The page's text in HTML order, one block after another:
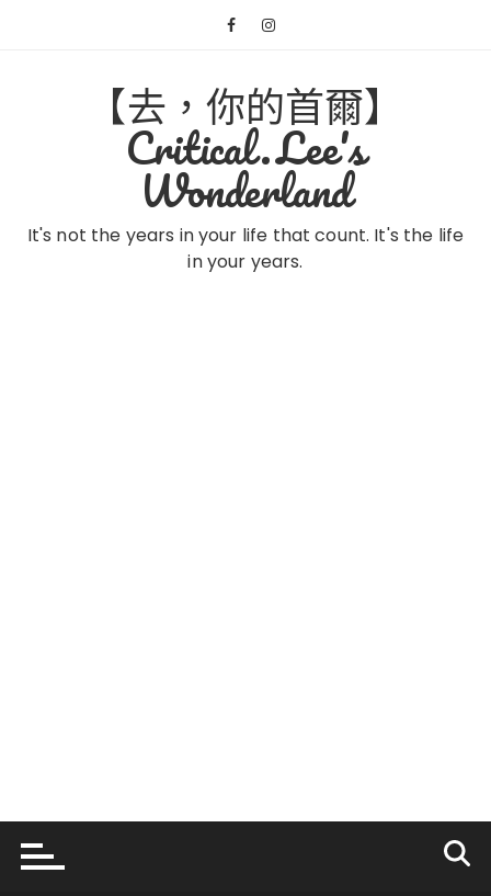
【去，你的首爾】
Critical.Lee's
Wonderland
It's not the years in your life that count. It's the life
in your years.